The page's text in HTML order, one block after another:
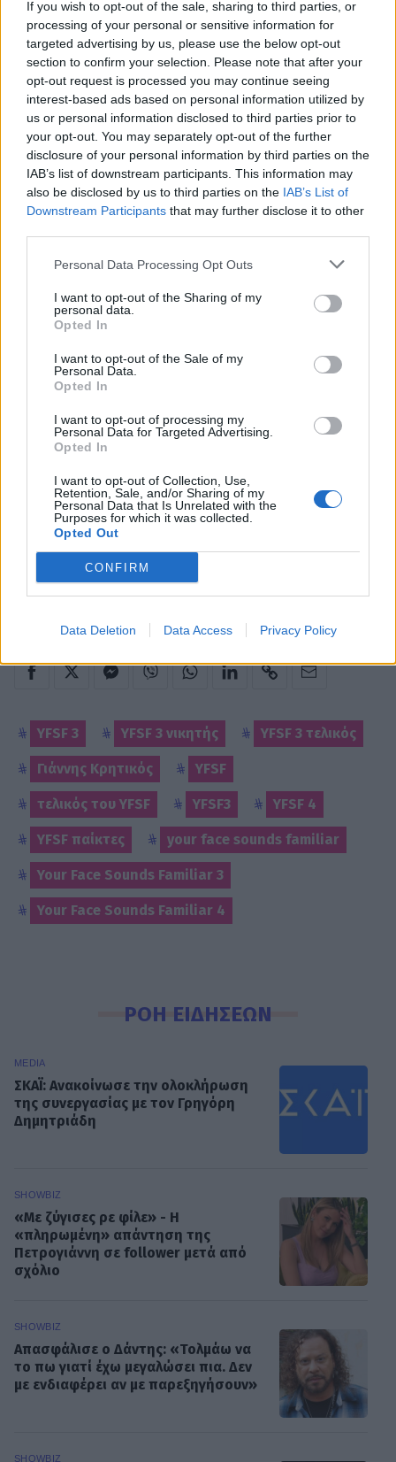
If you wish to opt-out of the sale, sharing to third parties, or
processing of your personal or sensitive information for
targeted advertising by us, please use the below opt-out
section to confirm your selection. Please note that after your
opt-out request is processed you may continue seeing
interest-based ads based on personal information utilized by
us or personal information disclosed to third parties prior to
your opt-out. You may separately opt-out of the further
disclosure of your personal information by third parties on the
IAB’s list of downstream participants. This information may
also be disclosed by us to third parties on the IAB’s List of
Downstream Participants that may further disclose it to other
Personal Data Processing Opt Outs
I want to opt-out of the Sharing of my
personal data.
Opted In
I want to opt-out of the Sale of my
Personal Data.
Opted In
I want to opt-out of processing my
Personal Data for Targeted Advertising.
Opted In
I want to opt-out of Collection, Use,
Retention, Sale, and/or Sharing of my
Personal Data that Is Unrelated with the
Purposes for which it was collected.
Opted Out
CONFIRM
Data Deletion Data Access Privacy Policy
Η κούραση μεγάλη, όπως και η προσπάθεια. Η
μεγαλύτερη ανταμοιβή. Την περίμενε αυτή την
νίκη; Τι γεύση του αφήνει τελικά και ποιος είναι
για εκείνον ο νικητής; Γιατί ο Γιάννης Κρητικός
έχει την δική του άποψη για το show που
κέρδισε. Δείτε το βίντεο με την αποκλειστική
YFSF 3 YFSF 3 νικητής YFSF 3 τελικός
Γιάννης Κρητικός YFSF
τελικός του YFSF YFSF3 YFSF 4
YFSF παίκτες your face sounds familiar
Your Face Sounds Familiar 3
Your Face Sounds Familiar 4
ΡΟΗ ΕΙΔΗΣΕΩΝ
MEDIA
ΣΚΑΪ: Ανακοίνωσε την ολοκλήρωση
της συνεργασίας με τον Γρηγόρη
Δημητριάδη
SHOWBIZ
«Με ζύγισες ρε φίλε» - H
«πληρωμένη» απάντηση της
Πετρογιάννη σε follower μετά από
σχόλιο
SHOWBIZ
Απασφάλισε ο Δάντης: «Τολμάω να
το πω γιατί έχω μεγαλώσει πια. Δεν
με ενδιαφέρει αν με παρεξηγήσουν»
SHOWBIZ